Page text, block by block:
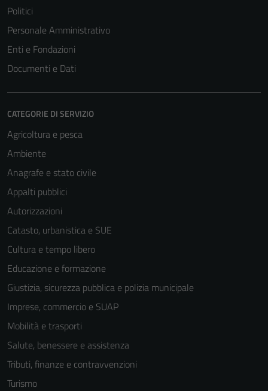
Politici
Personale Amministrativo
Enti e Fondazioni
Documenti e Dati
CATEGORIE DI SERVIZIO
Agricoltura e pesca
Ambiente
Anagrafe e stato civile
Appalti pubblici
Autorizzazioni
Catasto, urbanistica e SUE
Cultura e tempo libero
Educazione e formazione
Giustizia, sicurezza pubblica e polizia municipale
Imprese, commercio e SUAP
Mobilità e trasporti
Salute, benessere e assistenza
Tributi, finanze e contravvenzioni
Turismo